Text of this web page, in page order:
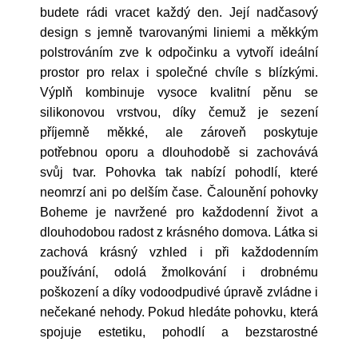
budete rádi vracet každý den. Její nadčasový
design s jemně tvarovanými liniemi a měkkým
polstrováním zve k odpočinku a vytvoří ideální
prostor pro relax i společné chvíle s blízkými.
Výplň kombinuje vysoce kvalitní pěnu se
silikonovou vrstvou, díky čemuž je sezení
příjemně měkké, ale zároveň poskytuje
potřebnou oporu a dlouhodobě si zachovává
svůj tvar. Pohovka tak nabízí pohodlí, které
neomrzí ani po delším čase. Čalounění pohovky
Boheme je navržené pro každodenní život a
dlouhodobou radost z krásného domova. Látka si
zachová krásný vzhled i při každodenním
používání, odolá žmolkování i drobnému
poškození a díky vodoodpudivé úpravě zvládne i
nečekané nehody. Pokud hledáte pohovku, která
spojuje estetiku, pohodlí a bezstarostné